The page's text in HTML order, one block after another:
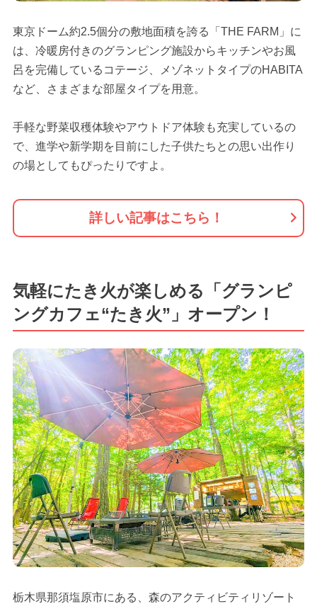
東京ドーム約2.5個分の敷地面積を誇る「THE FARM」に
は、冷暖房付きのグランピング施設からキッチンやお風
呂を完備しているコテージ、メゾネットタイプのHABITA
など、さまざまな部屋タイプを用意。
手軽な野菜収穫体験やアウトドア体験も充実しているの
で、進学や新学期を目前にした子供たちとの思い出作り
の場としてもぴったりですよ。
詳しい記事はこちら！
気軽にたき火が楽しめる「グランピ
ングカフェ“たき火”」オープン！
栃木県那須塩原市にある、森のアクティビティリゾート